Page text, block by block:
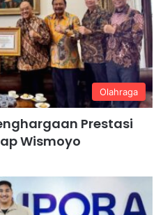
Olahraga
Prestasi
Wismoyo